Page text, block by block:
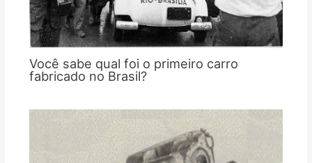
Você sabe qual foi o primeiro carro
fabricado no Brasil?